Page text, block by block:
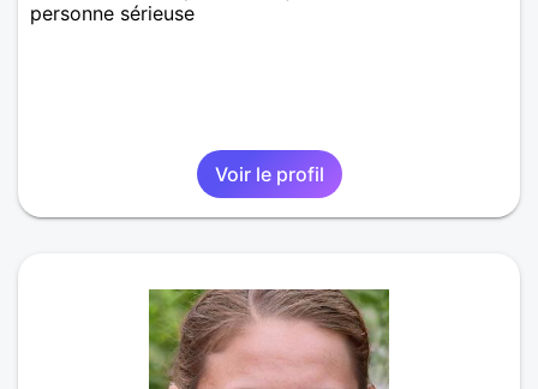
personne sérieuse
Voir le profil